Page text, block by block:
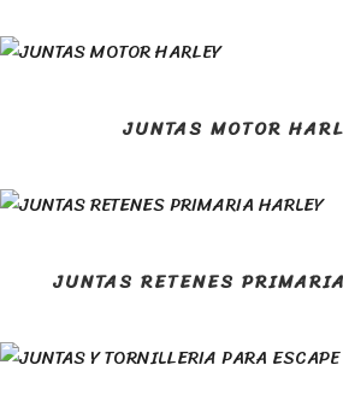
JUNTAS MOTOR
JUNTAS RETENES